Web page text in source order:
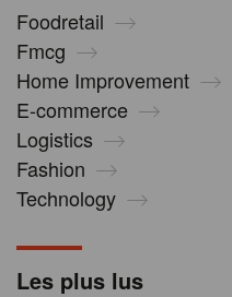
Foodretail
Fmcg
Home Improvement
E-commerce
Logistics
Fashion
Technology
Les plus lus